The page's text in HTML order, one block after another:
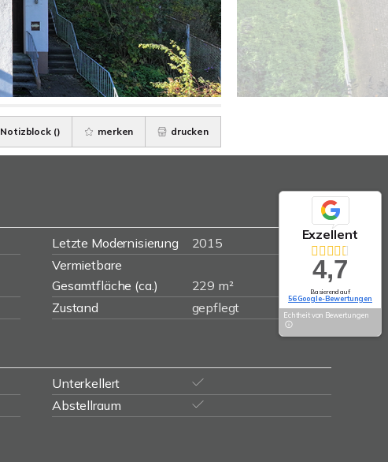
Notizblock () merken drucken
Letzte Modernisierung 2015
Vermietbare
Gesamtfläche (ca.)
229 m²
Zustand gepflegt
Unterkellert
Abstellraum
Exzellent
4,7
Basierend auf
56 Google-Bewertungen
Echtheit von Bewertungen